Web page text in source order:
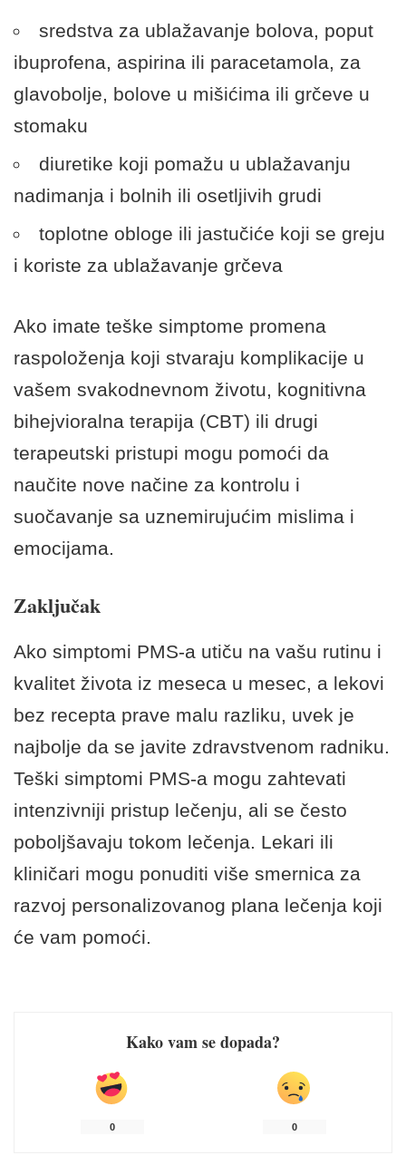
sredstva za ublažavanje bolova, poput
ibuprofena, aspirina ili paracetamola, za
glavobolje, bolove u mišićima ili grčeve u
stomaku
diuretike koji pomažu u ublažavanju
nadimanja i bolnih ili osetljivih grudi
toplotne obloge ili jastučiće koji se greju
i koriste za ublažavanje grčeva
Ako imate teške simptome promena
raspoloženja koji stvaraju komplikacije u
vašem svakodnevnom životu, kognitivna
bihejvioralna terapija (CBT) ili drugi
terapeutski pristupi mogu pomoći da
naučite nove načine za kontrolu i
suočavanje sa uznemirujućim mislima i
emocijama.
Zaključak
Ako simptomi PMS-a utiču na vašu rutinu i
kvalitet života iz meseca u mesec, a lekovi
bez recepta prave malu razliku, uvek je
najbolje da se javite zdravstvenom radniku.
Teški simptomi PMS-a mogu zahtevati
intenzivniji pristup lečenju, ali se često
poboljšavaju tokom lečenja. Lekari ili
kliničari mogu ponuditi više smernica za
razvoj personalizovanog plana lečenja koji
će vam pomoći.
Kako vam se dopada?
0 0